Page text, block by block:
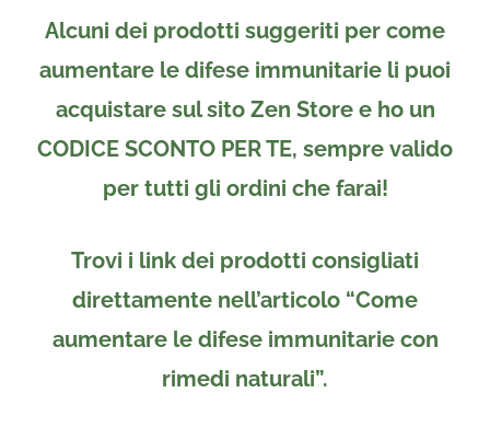
Alcuni dei prodotti suggeriti per come
aumentare le difese immunitarie li puoi
acquistare sul sito Zen Storee ho un
CODICE SCONTO PER TE, sempre valido
per tutti gli ordini che farai!
Trovi i link dei prodotti consigliati
direttamente nell’articolo “Come
aumentare le difese immunitarie con
rimedi naturali”.